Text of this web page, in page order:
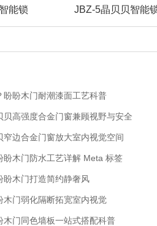
能锁 JBZ-5晶贝贝智能
盼木门耐潮漆面工艺科普
高强度合金门窗兼顾视野与安全
边合金门窗放大室内视觉空间
木门防水工艺详解 Meta 标签
盼木门打造简约静奢风
门弱化隔断拓宽室内视觉
门同色墙板一站式搭配科普